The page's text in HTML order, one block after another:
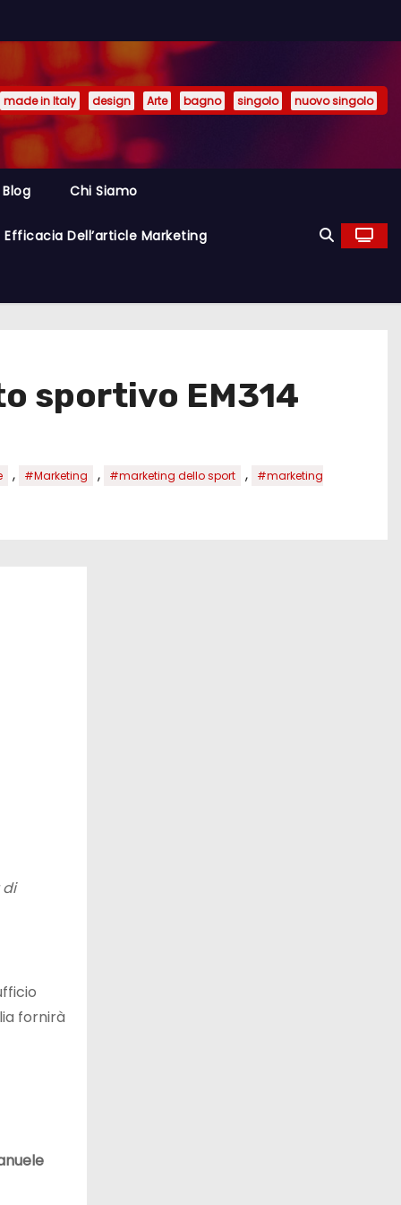
made in Italy design Arte bagno singolo nuovo singolo
Blog Chi Siamo
Efficacia Dell’article Marketing
sportivo EM314
, #Marketing , #marketing dello sport , #marketing
fornirà